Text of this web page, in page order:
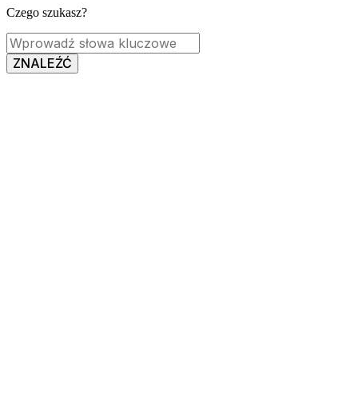
Czego szukasz?
ZNALEŹĆ